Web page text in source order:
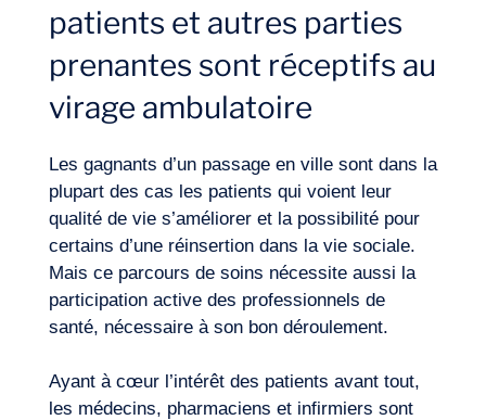
patients et autres parties
prenantes sont réceptifs au
virage ambulatoire
Les gagnants d’un passage en ville sont dans la
plupart des cas les patients qui voient leur
qualité de vie s’améliorer et la possibilité pour
certains d’une réinsertion dans la vie sociale.
Mais ce parcours de soins nécessite aussi la
participation active des professionnels de
santé, nécessaire à son bon déroulement.
Ayant à cœur l’intérêt des patients avant tout,
les médecins, pharmaciens et infirmiers sont